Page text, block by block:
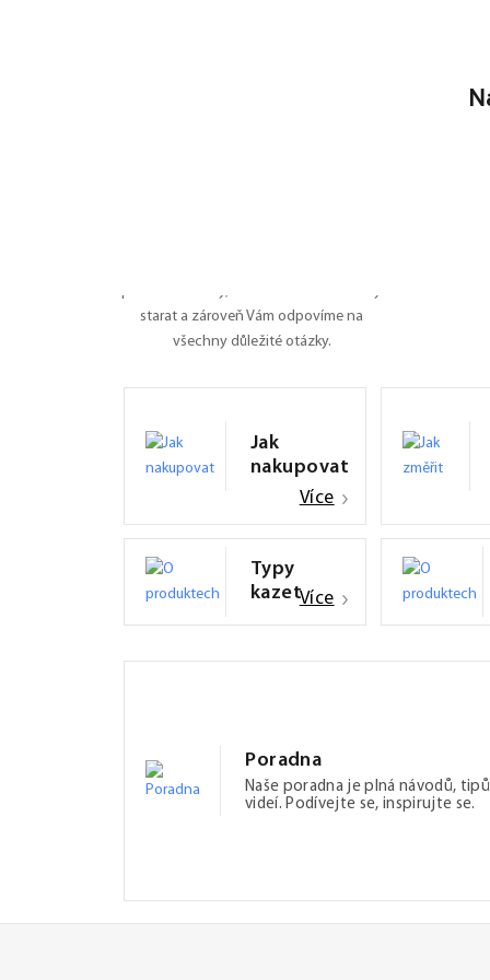
pro Vás manuály, naučíme Vás se o rolety
starat a zároveň Vám odpovíme na
všechny důležité otázky.
Jak
nakupovat
Více
Typy
kazetVíce
Poradna
Naše poradna je plná návodů,
videí. Podívejte se, inspirujte se.